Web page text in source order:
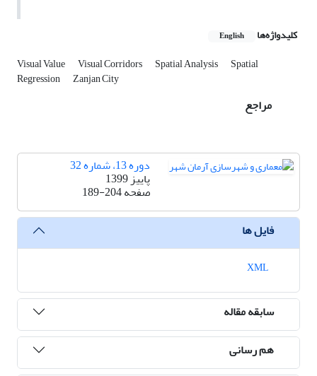
کلیدواژه‌ها English
Visual Value Visual Corridors Spatial Analysis Spatial
Regression Zanjan City
مراجع
دوره 13، شماره 32
پاییز 1399
صفحه189-204
فایل ها
سابقه مقاله
هم رسانی